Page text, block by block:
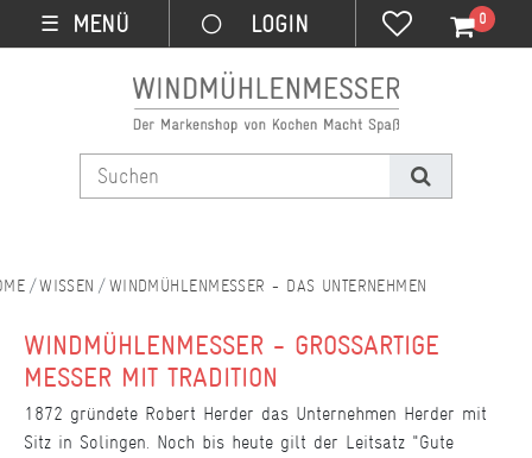
☰ MENÜ 0
WISSEN WINDMÜHLENMESSER - DAS UNTERNEHMEN
WINDMÜHLENMESSER - GROSSARTIGE M
ESSER MIT TRADITION
1872 gründete Robert Herder das Unternehmen Herder mit
Sitz in Solingen. Noch bis heute gilt der Leitsatz "Gute